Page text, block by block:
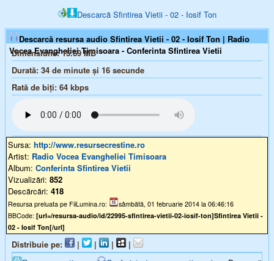
Descarcă Sfintirea Vietii - 02 - Iosif Ton
Descarcă resursa audio Sfintirea Vietii - 02 - Iosif Ton | Radio
Vocea Evangheliei Timisoara - Conferinta Sfintirea Vietii
Dimensiune:15.69 MB
Durată: 34 de minute și 16 secunde
Rată de biți: 64 kbps
Sursa: http://www.resursecrestine.ro
Artist: Radio Vocea Evangheliei Timisoara
Album: Conferinta Sfintirea Vietii
Vizualizări: 852
Descărcări: 418
Resursa preluata pe FiiLumina.ro:
sâmbătă, 01 februarie 2014 la 06:46:16
BBCode: [url=/resursa-audio/id/22995-sfintirea-vietii-02-iosif-ton]Sfintirea Vietii -
02 - Iosif Ton[/url]
Distribuie pe: | | |
|